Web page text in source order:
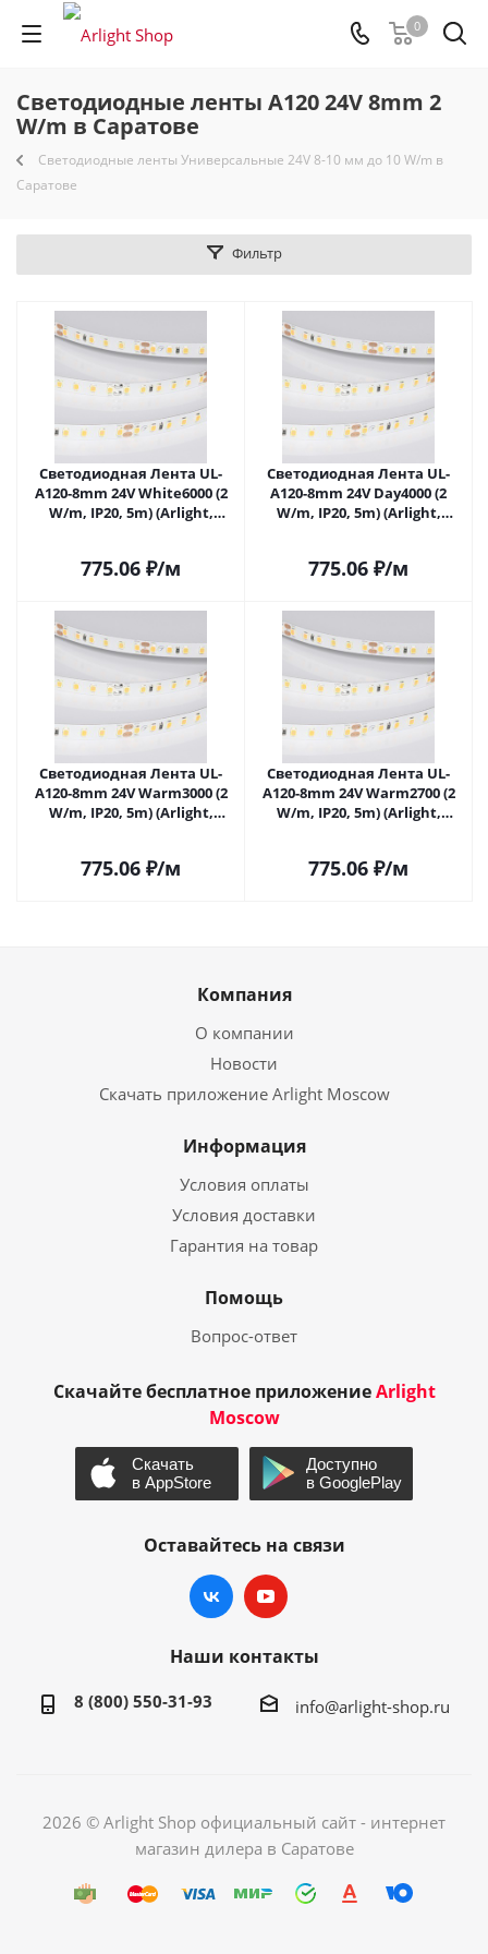
0
Светодиодные ленты A120 24V 8mm 2
W/m в Саратове
Светодиодные ленты Универсальные 24V 8-10 мм до 10 W/m в
Саратове
Фильтр
Светодиодная Лента UL-
A120-8mm 24V White6000 (2
W/m, IP20, 5m) (Arlight,
775.06 ₽/м
Светодиодная Лента UL-
A120-8mm 24V Day4000 (2
W/m, IP20, 5m) (Arlight,
775.06 ₽/м
Светодиодная Лента UL-
A120-8mm 24V Warm3000 (2
W/m, IP20, 5m) (Arlight,
775.06 ₽/м
Светодиодная Лента UL-
A120-8mm 24V Warm2700 (2
W/m, IP20, 5m) (Arlight,
775.06 ₽/м
Компания
О компании
Новости
Скачать приложение Arlight Moscow
Информация
Условия оплаты
Условия доставки
Гарантия на товар
Помощь
Вопрос-ответ
Скачайте бесплатное приложениеArlight
Moscow
Оставайтесь на связи
Наши контакты
8 (800) 550-31-93 info@arlight-shop.ru
2026 © Arlight Shop официальный сайт - интернет
магазин дилера в Саратове